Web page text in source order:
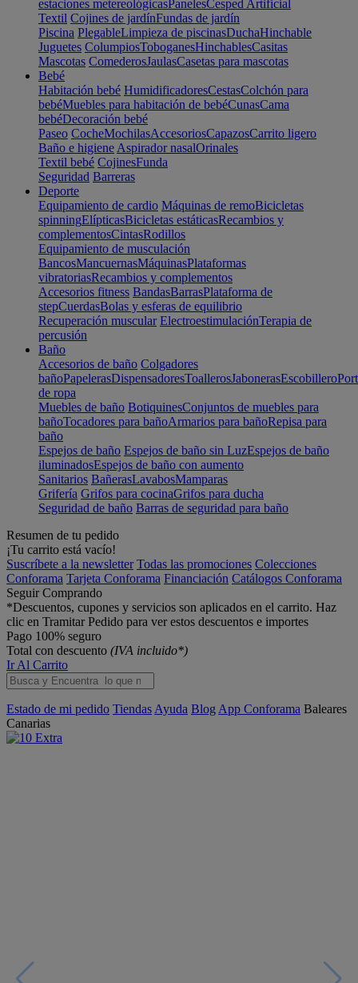
estaciones metereológicasPanelesCesped Artificial
Textil Cojines de jardínFundas de jardín
Piscina PlegableLimpieza de piscinasDuchaHinchable
Juguetes ColumpiosToboganesHinchablesCasitas
Mascotas ComederosJaulasCasetas para mascotas
Bebé
Habitación bebé HumidificadoresCestasColchón para
bebéMuebles para habitación de bebéCunasCama
bebéDecoración bebé
Paseo CocheMochilasAccesoriosCapazosCarrito ligero
Baño e higiene Aspirador nasalOrinales
Textil bebé CojinesFunda
Seguridad Barreras
Deporte
Equipamiento de cardio Máquinas de remoBicicletas
spinningElípticasBicicletas estáticasRecambios y
complementosCintasRodillos
Equipamiento de musculación
BancosMancuernasMáquinasPlataformas
vibratoriasRecambios y complementos
Accesorios fitness BandasBarrasPlataforma de
stepCuerdasBolas y esferas de equilibrio
Recuperación muscular ElectroestimulaciónTerapia de
percusión
Baño
Accesorios de baño Colgadores
bañoPapelerasDispensadoresToallerosJabonerasEscobillero
de ropa
Muebles de baño BotiquinesConjuntos de muebles para
bañoTocadores para bañoArmarios para bañoRepisa para
baño
Espejos de baño Espejos de baño sin LuzEspejos de baño
iluminadosEspejos de baño con aumento
Sanitarios BañerasLavabosMamparas
Grifería Grifos para cocinaGrifos para ducha
Seguridad de baño Barras de seguridad para baño
Resumen de tu pedido
¡Tu carrito está vacío!
Suscríbete a la newsletter Todas las promociones Colecciones
Conforama Tarjeta Conforama Financiación Catálogos Conforama
Seguir Comprando
*Descuentos, cupones y servicios son aplicados en el carrito. Haz
clic en Tramitar Pedido para ver estos descuentos e importes
Pago 100% seguro
Total con descuento (IVA incluido*)
Ir Al Carrito
Estado de mi pedido Tiendas Ayuda Blog App Conforama Baleares
Canarias